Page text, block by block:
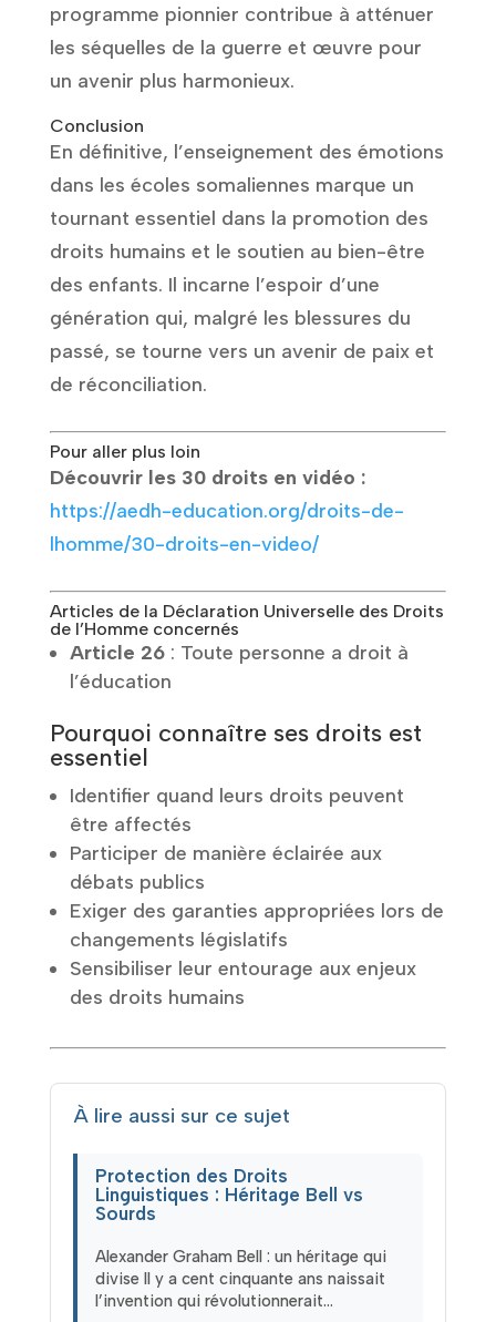
programme pionnier contribue à atténuer
les séquelles de la guerre et œuvre pour
un avenir plus harmonieux.
Conclusion
En définitive, l’enseignement des émotions
dans les écoles somaliennes marque un
tournant essentiel dans la promotion des
droits humains et le soutien au bien-être
des enfants. Il incarne l’espoir d’une
génération qui, malgré les blessures du
passé, se tourne vers un avenir de paix et
de réconciliation.
Pour aller plus loin
Découvrir les 30 droits en vidéo :
https://aedh-education.org/droits-de-
lhomme/30-droits-en-video/
Articles de la Déclaration Universelle des Droits
de l’Homme concernés
Article 26: Toute personne a droit à
l’éducation
Pourquoi connaître ses droits est
essentiel
Identifier quand leurs droits peuvent
être affectés
Participer de manière éclairée aux
débats publics
Exiger des garanties appropriées lors de
changements législatifs
Sensibiliser leur entourage aux enjeux
des droits humains
À lire aussi sur ce sujet
Protection des Droits
Linguistiques : Héritage Bell vs
Sourds
Alexander Graham Bell : un héritage qui
divise Il y a cent cinquante ans naissait
l’invention qui révolutionnerait…